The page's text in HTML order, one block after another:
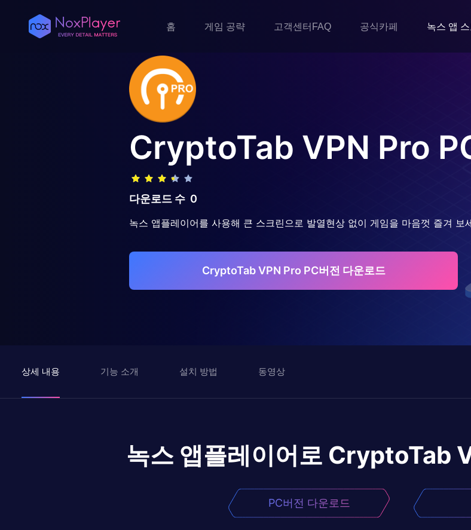
홈 게임 공략 고객센터FAQ 공식카페 녹스 앱 스
CryptoTab VPN Pro
다운로드 수 0
녹스 앱플레이어를 사용해 큰 스크린으로 발열현상 없이 게임을 마음껏 즐겨 보
CryptoTab VPN Pro PC버전 다운로드
상세 내용 기능 소개 설치 방법 동영상
녹스 앱플레이어로 CryptoTab
PC버전 다운로드